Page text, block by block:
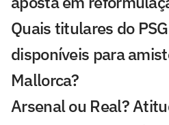
Quais titulares do
disponíveis para
Mallorca?
Arsenal ou Real?